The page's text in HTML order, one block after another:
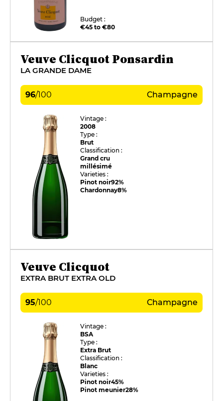
Budget :
€45 to €80
Veuve Clicquot Ponsardin
LA GRANDE DAME
96/100 Champagne
Vintage :
2008
Type :
Brut
Classification :
Grand cru
millésimé
Varieties :
Pinot noir92%
Chardonnay8%
Veuve Clicquot
EXTRA BRUT EXTRA OLD
95/100 Champagne
Vintage :
BSA
Type :
Extra Brut
Classification :
Blanc
Varieties :
Pinot noir45%
Pinot meunier28%